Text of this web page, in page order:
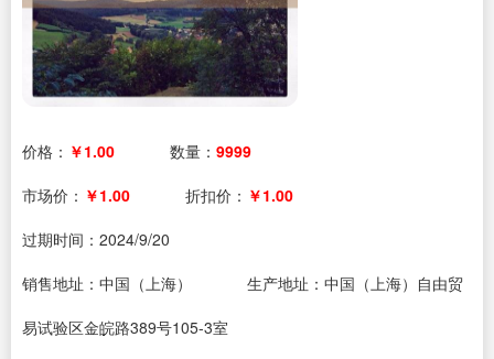
价格： ￥1.00 数量： 9999
市场价： ￥1.00 折扣价： ￥1.00
过期时间： 2024/9/20
销售地址：中国（上海）
生产地址：中国（上海）自由贸
易试验区金皖路389号105-3室